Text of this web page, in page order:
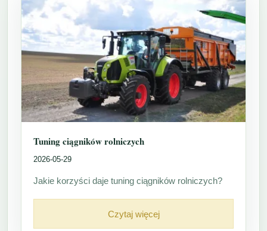
Tuning ciągników rolniczych
2026-05-29
Jakie korzyści daje tuning ciągników rolniczych?
Czytaj więcej